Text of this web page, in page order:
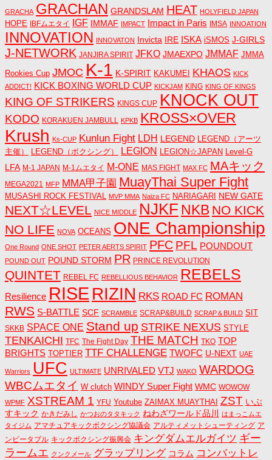
GRACHA GRACHAN GRANDSLAM HEAT HOLYFIELD JAPAN
HOPE IBFムエタイ IGF IMMAF IMPACT Impact in Paris IMSA INNOATION
INNOVATION INNOVATON Invicta IRE ISKA iSMOS J-GIRLS
J-NETWORK JANJIRA SPIRIT JFKO JMAEXPO JMMAF JMMA
Rookies Cup JMOC K-1 K-SPIRIT KAKUMEI KHAOS KICK
ADDICT! KICK BOXING WORLD CUP KICKJAM KING KING OF KINGS
KING OF STRIKERS KINGS CUP KNOCK OUT
KODO KORAKUEN JAMBULL KPKB KROSS×OVER
Krush Ks-CUP Kunlun Fight LDH LEGEND LEGEND（アーツ
主催）
LEGEND（ボクシング） LEGION LEGION☆JAPAN Level-G
LFA M-1 JAPAN M-1ムエタイ M-ONE MAS FIGHT MAX FC MAキック
MEGA2021 MFP MMA甲子園 MuayThai Super Fight
MUSASHI ROCK FESTIVAL MVP MMA Naiza FC NARIAGARI NEW GATE
NEXT☆LEVEL NICE MIDDLE NJKF NKB NO KICK
NO LIFE NOVA OCEANS ONE Championship
One Round ONE SHOT PETER AERTS SPIRIT PFC PFL POUNDOUT
POUND OUT POUND STORM PR PRINCE REVOLUTION
QUINTET REBEL FC REBELLIOUS BEHAVIOR REBELS
Resilience RISE RIZIN RKS ROAD FC ROMAN
RWS S-BATTLE SCF SCRAMBLE SCRAP&BUILD SCRAP＆BUILD SIT
SKKB SPACE ONE Stand up STRIKE NEXUS STYLE
TENKAICHI TFC The Fight Day THE MATCH TKO TOP
BRIGHTS TOPTIER TTF CHALLENGE TWOFC U-NEXT UAE
Warriors UFC ULTIMATE UNRIVALED VTJ WAKO WARDOG
WBCムエタイ W clutch WINDY Super Fight WMC WOWOW
WPMF XSTREAM 1 YFU Youtube ZAIMAX MUAYTHAI ZST いぶ
すキック かきだみし かつおのタタキック ねわざワールド品川
はまっこムエ
タイジム アマチュアキックボクシング協議会 アルティメットシューティング ア
ンビータブル キックボクシング振興会 キングダムエルガイツ ギー
ラームエ クンクメール グラップリング コラム コンバットレ